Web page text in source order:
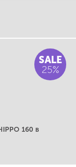
SALE
25%
160 в